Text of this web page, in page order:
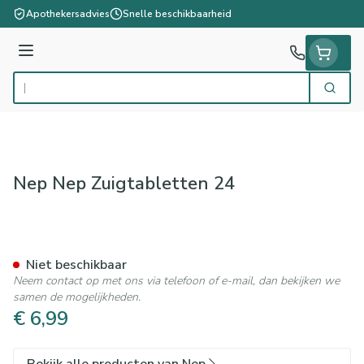
Ga naar de inhoud
Apothekersadvies Snelle beschikbaarheid
Menu
Product, merk, categorie... Zoek
Nep Nep Zuigtabletten 24
€ 6,99
Niet beschikbaar
Neem contact op met ons via telefoon of e-mail, dan bekijken we
samen de mogelijkheden.